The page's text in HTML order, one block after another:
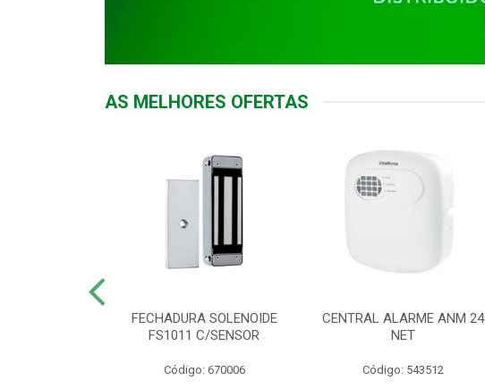
AS MELHORES OFERTAS
FECHADURA SOLENOIDE
FS1011 C/SENSOR
Código: 670006
CENTRAL ALARME ANM 24
NET
Código: 543512